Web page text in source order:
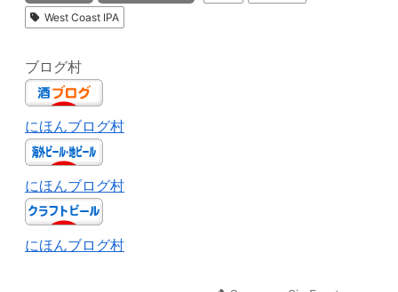
West Coast IPA
ブログ村
にほんブログ村
にほんブログ村
にほんブログ村